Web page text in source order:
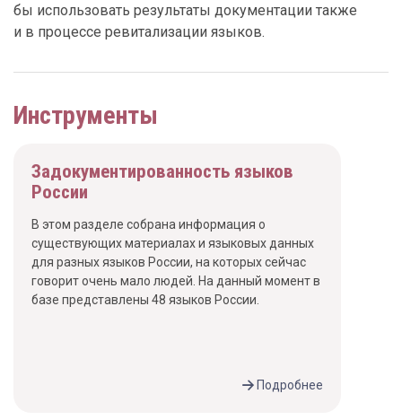
бы использовать результаты документации также
и в процессе ревитализации языков.
Инструменты
Задокументированность языков
России
В этом разделе собрана информация о
существующих материалах и языковых данных
для разных языков России, на которых сейчас
говорит очень мало людей. На данный момент в
базе представлены 48 языков России.
Подробнее